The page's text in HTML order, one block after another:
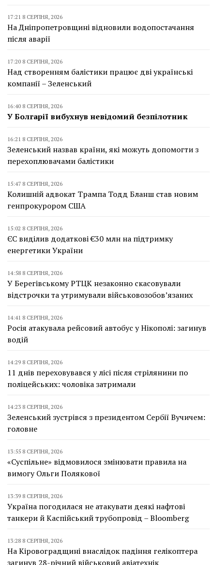
17:21 8 СЕРПНЯ, 2026
На Дніпропетровщині відновили водопостачання
після аварії
17:20 8 СЕРПНЯ, 2026
Над створенням балістики працює дві українські
компанії – Зеленський
16:40 8 СЕРПНЯ, 2026
У Болгарії вибухнув невідомий безпілотник
16:21 8 СЕРПНЯ, 2026
Зеленський назвав країни, які можуть допомогти з
перехоплювачами балістики
15:47 8 СЕРПНЯ, 2026
Колишній адвокат Трампа Тодд Бланш став новим
генпрокурором США
15:02 8 СЕРПНЯ, 2026
ЄС виділив додаткові €30 млн на підтримку
енергетики України
14:58 8 СЕРПНЯ, 2026
У Берегівському РТЦК незаконно скасовували
відстрочки та утримували військовозобов’язаних
14:41 8 СЕРПНЯ, 2026
Росія атакувала рейсовий автобус у Нікополі: загинув
водій
14:29 8 СЕРПНЯ, 2026
11 днів переховувався у лісі після стрілянини по
поліцейських: чоловіка затримали
14:23 8 СЕРПНЯ, 2026
Зеленський зустрівся з президентом Сербії Вучичем:
головне
13:55 8 СЕРПНЯ, 2026
«Суспільне» відмовилося змінювати правила на
вимогу Ольги Полякової
13:39 8 СЕРПНЯ, 2026
Україна погодилася не атакувати деякі нафтові
танкери й Каспійський трубопровід – Bloomberg
13:28 8 СЕРПНЯ, 2026
На Кіровоградщині внаслідок падіння гелікоптера
загинув 28-річний військовий авіатехнік